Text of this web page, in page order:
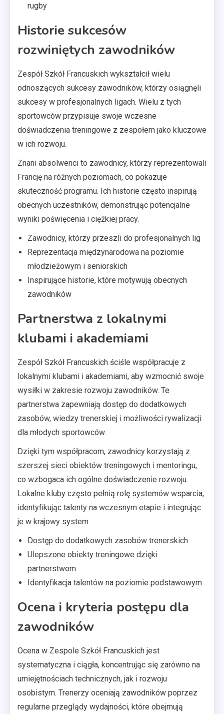
rugby
Historie sukcesów
rozwiniętych zawodników
Zespół Szkół Francuskich wykształcił wielu
odnoszących sukcesy zawodników, którzy osiągnęli
sukcesy w profesjonalnych ligach. Wielu z tych
sportowców przypisuje swoje wczesne
doświadczenia treningowe z zespołem jako kluczowe
w ich rozwoju.
Znani absolwenci to zawodnicy, którzy reprezentowali
Francję na różnych poziomach, co pokazuje
skuteczność programu. Ich historie często inspirują
obecnych uczestników, demonstrując potencjalne
wyniki poświęcenia i ciężkiej pracy.
Zawodnicy, którzy przeszli do profesjonalnych lig
Reprezentacja międzynarodowa na poziomie
młodzieżowym i seniorskich
Inspirujące historie, które motywują obecnych
zawodników
Partnerstwa z lokalnymi
klubami i akademiami
Zespół Szkół Francuskich ściśle współpracuje z
lokalnymi klubami i akademiami, aby wzmocnić swoje
wysiłki w zakresie rozwoju zawodników. Te
partnerstwa zapewniają dostęp do dodatkowych
zasobów, wiedzy trenerskiej i możliwości rywalizacji
dla młodych sportowców.
Dzięki tym współpracom, zawodnicy korzystają z
szerszej sieci obiektów treningowych i mentoringu,
co wzbogaca ich ogólne doświadczenie rozwoju.
Lokalne kluby często pełnią rolę systemów wsparcia,
identyfikując talenty na wczesnym etapie i integrując
je w krajowy system.
Dostęp do dodatkowych zasobów trenerskich
Ulepszone obiekty treningowe dzięki
partnerstwom
Identyfikacja talentów na poziomie podstawowym
Ocena i kryteria postępu dla
zawodników
Ocena w Zespole Szkół Francuskich jest
systematyczna i ciągła, koncentrując się zarówno na
umiejętnościach technicznych, jak i rozwoju
osobistym. Trenerzy oceniają zawodników poprzez
regularne przeglądy wydajności, które obejmują